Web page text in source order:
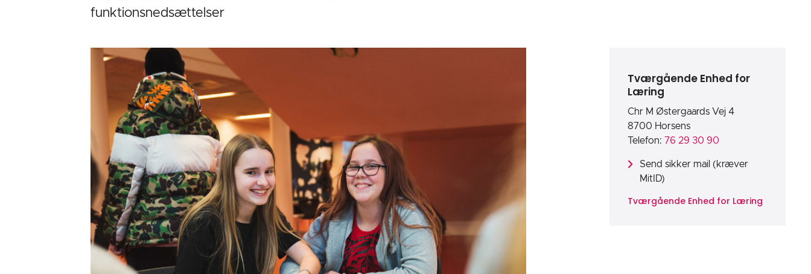
funktionsnedsættelser
Tværgående Enhed for
Læring
Chr M Østergaards Vej 4
8700 Horsens
Telefon: 76 29 30 90
Send sikker mail (kræver
MitID)
Tværgående Enhed for Læring